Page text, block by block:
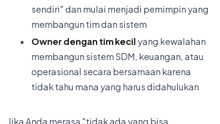
sendiri" dan mulai menjadi pemimpin yang
membangun tim dan sistem
•
Owner dengan tim kecil yang kewalahan
membangun sistem SDM, keuangan, atau
operasional secara bersamaan karena
tidak tahu mana yang harus didahulukan
Jika Anda merasa "tidak ada yang bisa